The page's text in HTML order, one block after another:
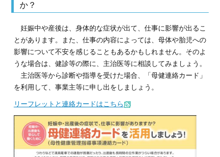
か？
妊娠中や産後は、身体的な症状が出て、仕事に影響が出るこ
とがあります。また、仕事の内容によっては、母体や胎児への
影響について不安を感じることもあるかもしれません。そのよ
うな場合は、健診等の際に、主治医等に相談してみましょう。
主治医等から診断や指導を受けた場合、「母健連絡カード」
を利用して、事業主等に申し出をしましょう。
リーフレットと連絡カードはこちら